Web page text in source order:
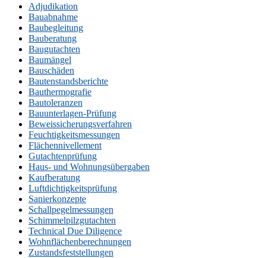
Adjudikation
Bauabnahme
Baubegleitung
Bauberatung
Baugutachten
Baumängel
Bauschäden
Bautenstandsberichte
Bauthermografie
Bautoleranzen
Bauunterlagen-Prüfung
Beweissicherungsverfahren
Feuchtigkeitsmessungen
Flächennivellement
Gutachtenprüfung
Haus- und Wohnungsübergaben
Kaufberatung
Luftdichtigkeitsprüfung
Sanierkonzepte
Schallpegelmessungen
Schimmelpilzgutachten
Technical Due Diligence
Wohnflächenberechnungen
Zustandsfeststellungen